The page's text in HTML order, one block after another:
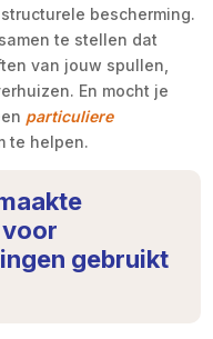
bescherming.
te stellen dat
van jouw spullen,
En mocht je
particuliere
te helpen.
gebruikt